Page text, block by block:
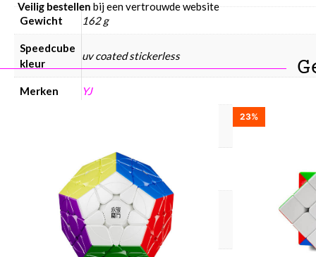
Gewicht 162 g
Speedcube
kleur
uv coated stickerless
Merken YJ
YJ
Speedcube
Ja
Veilig bestellenbij een vertrouwde website
23%